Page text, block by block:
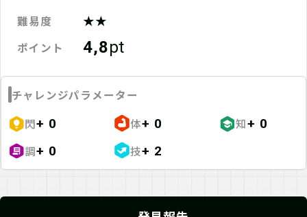
難易度 ★★
ポイント 4,8pt
チャレンジパラメーター
閃+ 0 体+ 0 知+ 0
調+ 0 技+ 2